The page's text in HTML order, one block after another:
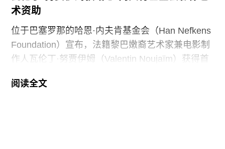
试图介入史密森尼学会董事会新成员的任命程序，
相关任命工作被刻意放缓。
术资助
位于巴塞罗那的哈恩·内夫肯基金会（Han Nefkens
Foundation）宣布，法籍黎巴嫩裔艺术家兼电影制
作人瓦伦丁·努贾伊姆（Valentin Noujaïm）获得首
在支持地中海沿岸地区艺术家创作新的影像艺术作
阅读全文